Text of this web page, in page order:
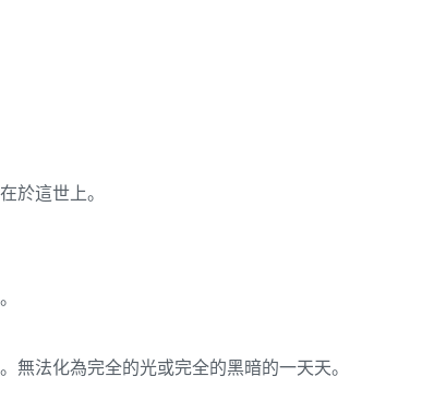
於這世上。
無法化為完全的光或完全的黑暗的一天天。